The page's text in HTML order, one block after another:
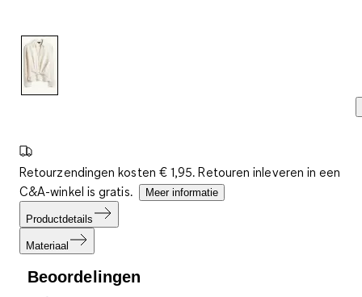
Retourzendingen kosten € 1,95. Retouren inleveren in een
C&A-winkel is gratis.
Meer informatie
Productdetails
Materiaal
Beoordelingen